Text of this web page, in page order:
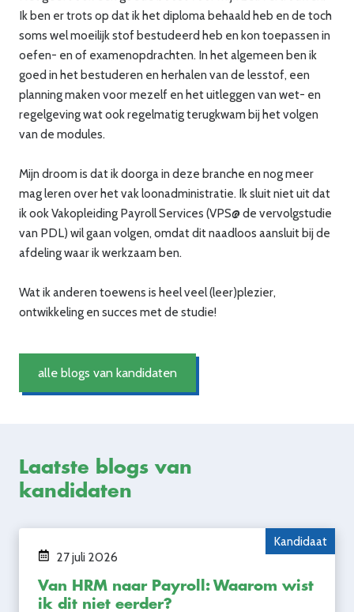
Ik ben er trots op dat ik het diploma behaald heb en de toch
soms wel moeilijk stof bestudeerd heb en kon toepassen in
oefen- en of examenopdrachten. In het algemeen ben ik
goed in het bestuderen en herhalen van de lesstof, een
planning maken voor mezelf en het uitleggen van wet- en
regelgeving wat ook regelmatig terugkwam bij het volgen
van de modules.
Mijn droom is dat ik doorga in deze branche en nog meer
mag leren over het vak loonadministratie. Ik sluit niet uit dat
ik ook Vakopleiding Payroll Services (VPS@ de vervolgstudie
van PDL) wil gaan volgen, omdat dit naadloos aansluit bij de
afdeling waar ik werkzaam ben.
Wat ik anderen toewens is heel veel (leer)plezier,
ontwikkeling en succes met de studie!
alle blogs van kandidaten
Laatste blogs van
kandidaten
Kandidaat
27 juli 2026
Van HRM naar Payroll: Waarom wist
ik dit niet eerder?